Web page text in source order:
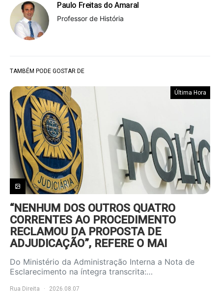
Paulo Freitas do Amaral
Professor de História
TAMBÉM PODE GOSTAR DE
Última Hora
“NENHUM DOS OUTROS QUATRO
CORRENTES AO PROCEDIMENTO
RECLAMOU DA PROPOSTA DE
ADJUDICAÇÃO”, REFERE O MAI
Do Ministério da Administração Interna a Nota de
Esclarecimento na íntegra transcrita:…
Rua Direita 2026.08.07